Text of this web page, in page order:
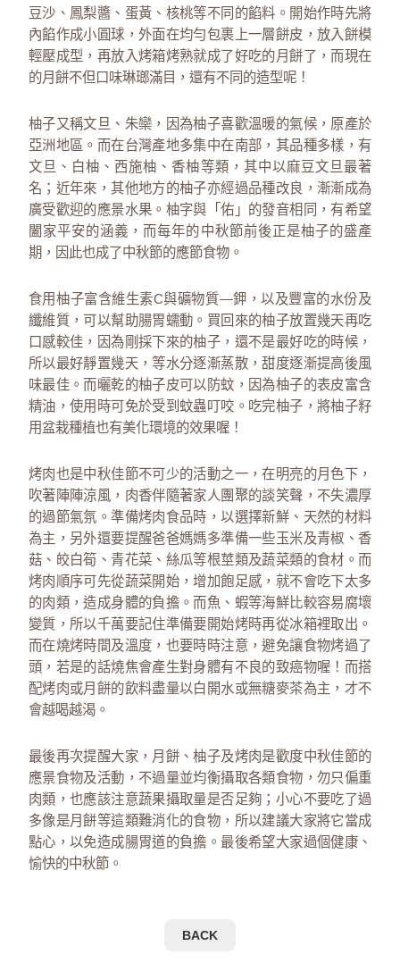
豆沙、鳳梨醬、蛋黃、核桃等不同的餡料。開始作時先將
內餡作成小圓球，外面在均勻包裹上一層餅皮，放入餅模
輕壓成型，再放入烤箱烤熟就成了好吃的月餅了，而現在
的月餅不但口味琳瑯滿目，還有不同的造型呢！
柚子又稱文旦、朱欒，因為柚子喜歡溫暖的氣候，原產於
亞洲地區。而在台灣產地多集中在南部，其品種多樣，有
文旦、白柚、西施柚、香柚等類，其中以麻豆文旦最著
名；近年來，其他地方的柚子亦經過品種改良，漸漸成為
廣受歡迎的應景水果。柚字與「佑」的發音相同，有希望
闔家平安的涵義，而每年的中秋節前後正是柚子的盛產
期，因此也成了中秋節的應節食物。
食用柚子富含維生素C與礦物質—鉀，以及豐富的水份及
纖維質，可以幫助腸胃蠕動。買回來的柚子放置幾天再吃
口感較佳，因為剛採下來的柚子，還不是最好吃的時候，
所以最好靜置幾天，等水分逐漸蒸散，甜度逐漸提高後風
味最佳。而曬乾的柚子皮可以防蚊，因為柚子的表皮富含
精油，使用時可免於受到蚊蟲叮咬。吃完柚子，將柚子籽
用盆栽種植也有美化環境的效果喔！
烤肉也是中秋佳節不可少的活動之一，在明亮的月色下，
吹著陣陣涼風，肉香伴隨著家人團聚的談笑聲，不失濃厚
的過節氣氛。準備烤肉食品時，以選擇新鮮、天然的材料
為主，另外還要提醒爸爸媽媽多準備一些玉米及青椒、香
菇、皎白筍、青花菜、絲瓜等根莖類及蔬菜類的食材。而
烤肉順序可先從蔬菜開始，增加飽足感，就不會吃下太多
的肉類，造成身體的負擔。而魚、蝦等海鮮比較容易腐壞
變質，所以千萬要記住準備要開始烤時再從冰箱裡取出。
而在燒烤時間及溫度，也要時時注意，避免讓食物烤過了
頭，若是的話燒焦會產生對身體有不良的致癌物喔！而搭
配烤肉或月餅的飲料盡量以白開水或無糖麥茶為主，才不
會越喝越渴。
最後再次提醒大家，月餅、柚子及烤肉是歡度中秋佳節的
應景食物及活動，不過量並均衡攝取各類食物，勿只偏重
肉類，也應該注意蔬果攝取量是否足夠；小心不要吃了過
多像是月餅等這類難消化的食物，所以建議大家將它當成
點心，以免造成腸胃道的負擔。最後希望大家過個健康、
愉快的中秋節。
BACK